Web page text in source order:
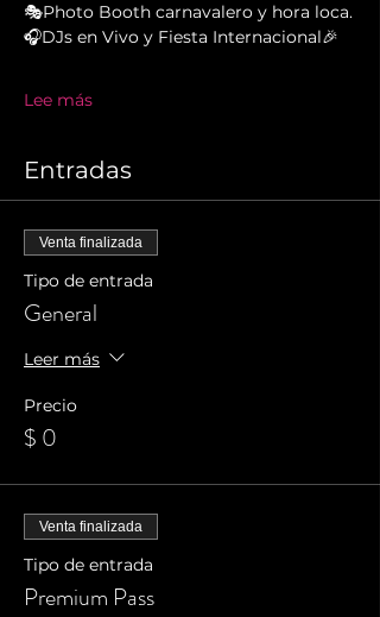
🎭Photo Booth carnavalero y hora loca.
🎧DJs en Vivo y Fiesta Internacional🎉
Lee más
Entradas
Venta finalizada
Tipo de entrada
General
Leer más
Precio
$ 0
Venta finalizada
Tipo de entrada
Premium Pass